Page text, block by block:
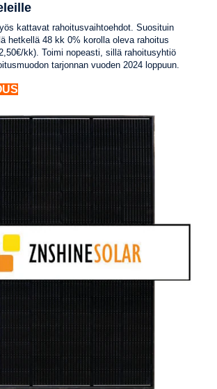
kattavat rahoitusvaihtoehdot. Suosituin
hetkellä 48 kk 0% korolla oleva rahoitus
kk). Toimi nopeasti, sillä rahoitusyhtiö
tarjonnan vuoden 2024 loppuun.